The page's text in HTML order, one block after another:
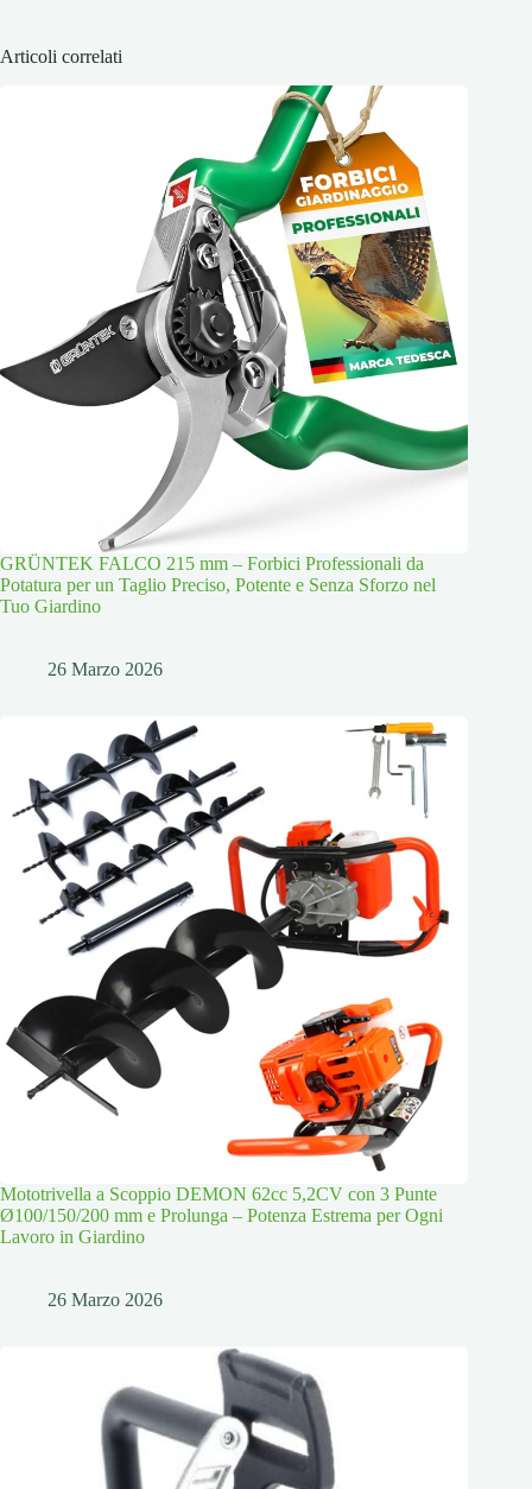
Articoli correlati
GRÜNTEK FALCO 215 mm – Forbici Professionali da
Potatura per un Taglio Preciso, Potente e Senza Sforzo nel
Tuo Giardino
26 Marzo 2026
Mototrivella a Scoppio DEMON 62cc 5,2CV con 3 Punte
Ø100/150/200 mm e Prolunga – Potenza Estrema per Ogni
Lavoro in Giardino
26 Marzo 2026